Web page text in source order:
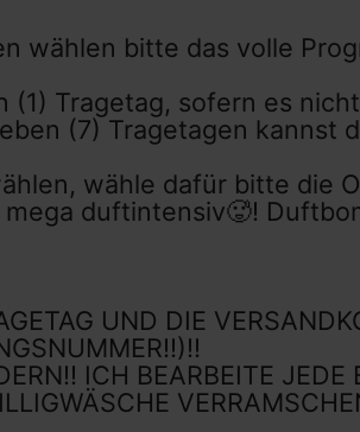
wählen bitte das volle
Tragetag, sofern es
(7) Tragetagen kannst
wähle dafür bitte die
duftintensiv🥵!
UND DIE
ICH BEARBEITE JEDE